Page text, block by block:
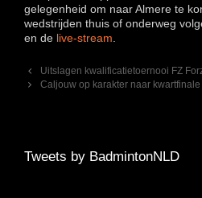
gelegenheid om naar Almere te
wedstrijden thuis of onderweg
en de live-stream
Berichtnavigatie
Uitslagen kwalificatietoernooi FZ
Caljouw op karakter naar
Tweets by BadmintonNLD